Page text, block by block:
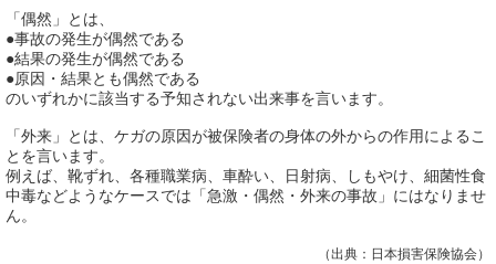
「偶然」とは、
●事故の発生が偶然である
●結果の発生が偶然である
●原因・結果とも偶然である
のいずれかに該当する予知されない出来事を言います。
「外来」とは、ケガの原因が被保険者の身体の外からの作用によるこ
とを言います。
例えば、靴ずれ、各種職業病、車酔い、日射病、しもやけ、細菌性食
中毒などようなケースでは「急激・偶然・外来の事故」にはなりませ
ん。
（出典：日本損害保険協会）